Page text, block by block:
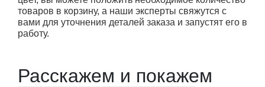
товаров в корзину, а наши эксперты свяжутся с
вами для уточнения деталей заказа и запустят его в
работу.
Расскажем и покажем